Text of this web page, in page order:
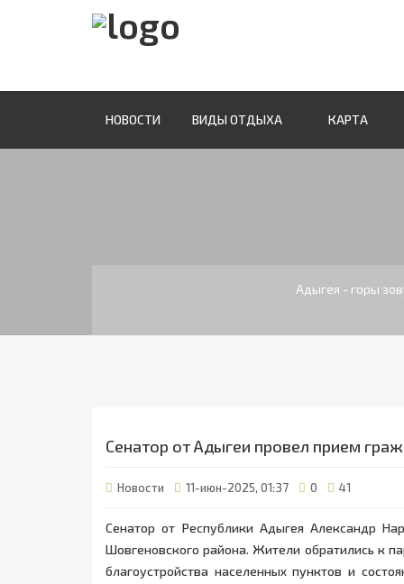
НОВОСТИ ВИДЫ ОТДЫХА КАРТА
Адыгея - горы
Сенатор от Адыгеи провел прием
Новости 11-июн-2025, 01:37 0 41
Сенатор от Республики Адыгея Александр
Шовгеновского района. Жители обратились к
благоустройства населенных пунктов и